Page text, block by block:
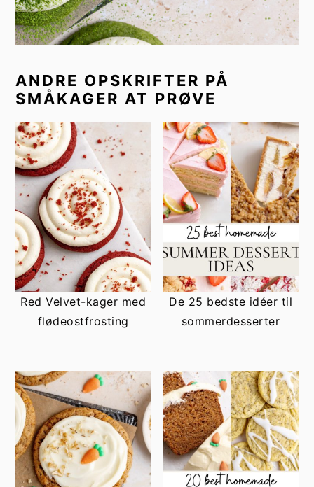
ANDRE OPSKRIFTER PÅ
SMÅKAGER AT PRØVE
Red Velvet-kager med
flødeostfrosting
De 25 bedste idéer til
sommerdesserter